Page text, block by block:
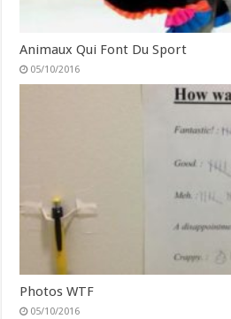
Animaux Qui Font Du Sport
05/10/2016
Photos WTF
05/10/2016